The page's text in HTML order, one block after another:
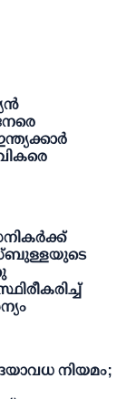
നിയമം;